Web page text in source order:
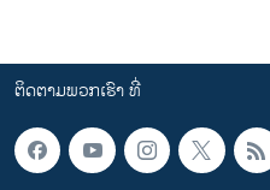
ຕິດຕາມພວກເຮົາ ທີ່